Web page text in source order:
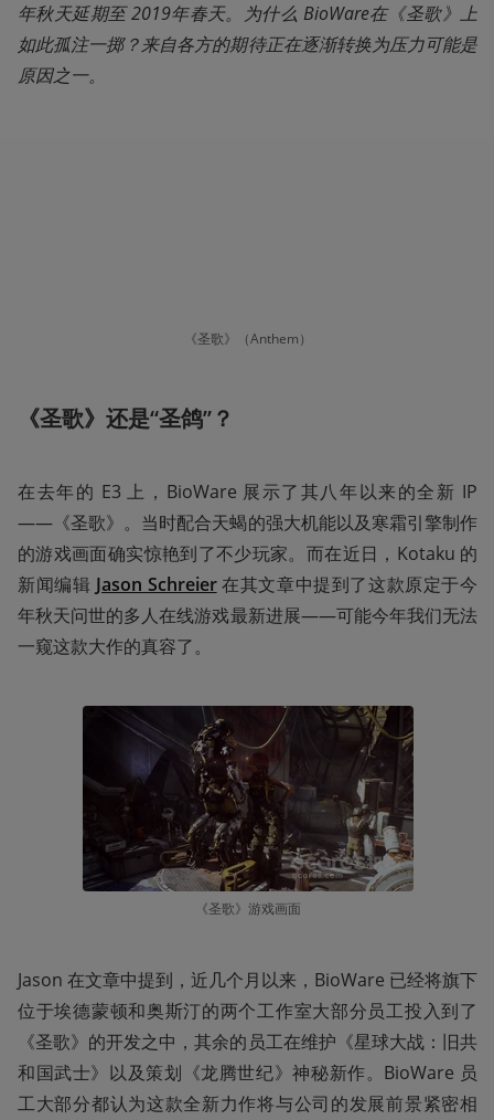
年秋天延期至 2019年春天。为什么 BioWare在《圣歌》上
如此孤注一掷？来自各方的期待正在逐渐转换为压力可能是
原因之一。
《圣歌》（Anthem）
《圣歌》还是“圣鸽”？
在去年的 E3 上，BioWare 展示了其八年以来的全新 IP
——《圣歌》。当时配合天蝎的强大机能以及寒霜引擎制作
的游戏画面确实惊艳到了不少玩家。而在近日，Kotaku 的
新闻编辑 Jason Schreier 在其文章中提到了这款原定于今
年秋天问世的多人在线游戏最新进展——可能今年我们无法
一窥这款大作的真容了。
《圣歌》游戏画面
Jason 在文章中提到，近几个月以来，BioWare 已经将旗下
位于埃德蒙顿和奥斯汀的两个工作室大部分员工投入到了
《圣歌》的开发之中，其余的员工在维护《星球大战：旧共
和国武士》以及策划《龙腾世纪》神秘新作。BioWare 员
工大部分都认为这款全新力作将与公司的发展前景紧密相